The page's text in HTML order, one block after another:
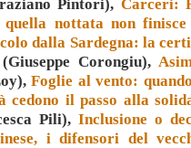
Pintori), Carceri:
nottata non finisce
dalla Sardegna: la
(Giuseppe Corongiu),
Foglie al vento:
cedono il passo alla
Pili), Inclusione o
i difensori del